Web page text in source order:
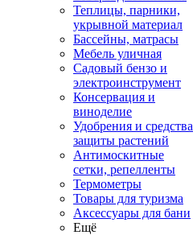
Теплицы, парники,
укрывной материал
Бассейны, матрасы
Мебель уличная
Садовый бензо и
электроинструмент
Консервация и
виноделие
Удобрения и средства
защиты растений
Антимоскитные
сетки, репелленты
Термометры
Товары для туризма
Аксессуары для бани
Ещё